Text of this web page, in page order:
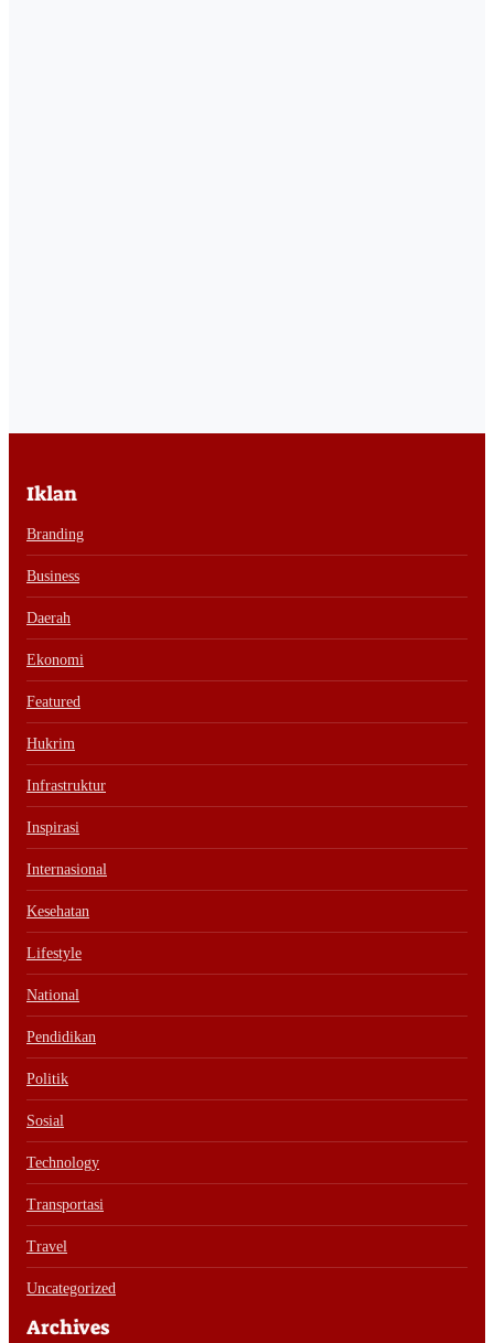
Iklan
Branding
Business
Daerah
Ekonomi
Featured
Hukrim
Infrastruktur
Inspirasi
Internasional
Kesehatan
Lifestyle
National
Pendidikan
Politik
Sosial
Technology
Transportasi
Travel
Uncategorized
Archives